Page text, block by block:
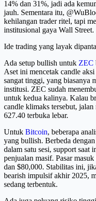
14% dan 31%, jadi ada
jauh. Sementara itu,
kehilangan trader ritel, tapi
institusional gaya Wall Street.
Ide trading yang layak
Ada setup bullish untuk ZEC
Aset ini mencetak candle
sangat tinggi, yang biasanya
institusi. ZEC sudah
untuk kedua kalinya. Kalau
candle klimaks tersebut,
627.40 terbuka lebar.
Untuk Bitcoin, beberapa
yang bullish. Berbeda
dalam satu sesi, support saat
penjualan masif. Pasar
dan $80,000. Stabilitas ini,
bearish impulsif akhir 2025,
sedang terbentuk.